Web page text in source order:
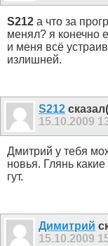
S212 а что за
менял? я конечно
и меня всё
излишней.
S212
15.10.2009
Дмитрий у тебя
новья. Глянь
гут.
Димитрий
15.10.2009